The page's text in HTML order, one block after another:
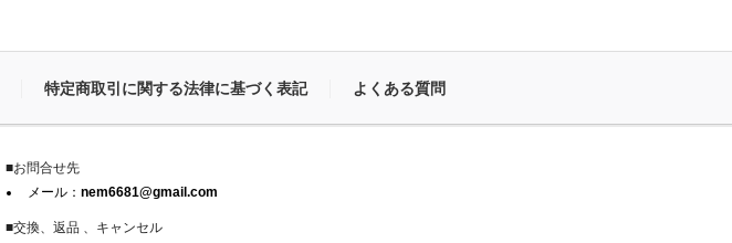
特定商取引に関する法律に基づく表記 よくある質問
■お問合せ先
メール： nem6681@gmail.com
■交換、返品 、キャンセル